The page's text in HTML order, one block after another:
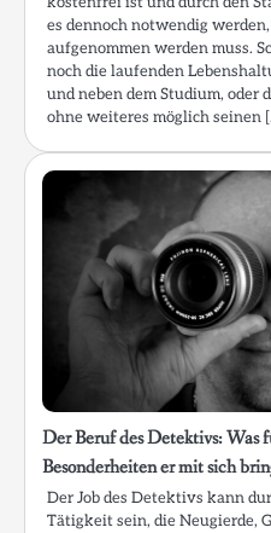
es dennoch notwendig
aufgenommen werden muss.
noch die laufenden
und neben dem Studium, oder
ohne weiteres möglich seinen
Der Beruf des Detektivs: Was
Besonderheiten er mit sich
Der Job des Detektivs kann
Tätigkeit sein, die Neugierde,